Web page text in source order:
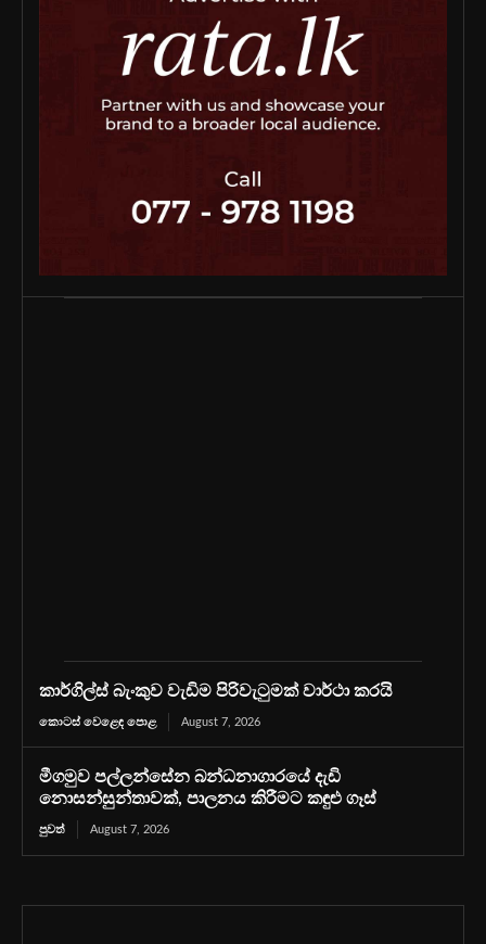
කාර්ගිල්ස් බැංකුව වැඩිම පිරිවැටුමක් වාර්ථා කරයි
කොටස් වෙළෙඳ පොළ August 7, 2026
මීගමුව පල්ලන්සේන බන්ධනාගාරයේ දැඩි
නොසන්සුන්තාවක්, පාලනය කිරීමට කඳුළු ගෑස්
පුවත් August 7, 2026